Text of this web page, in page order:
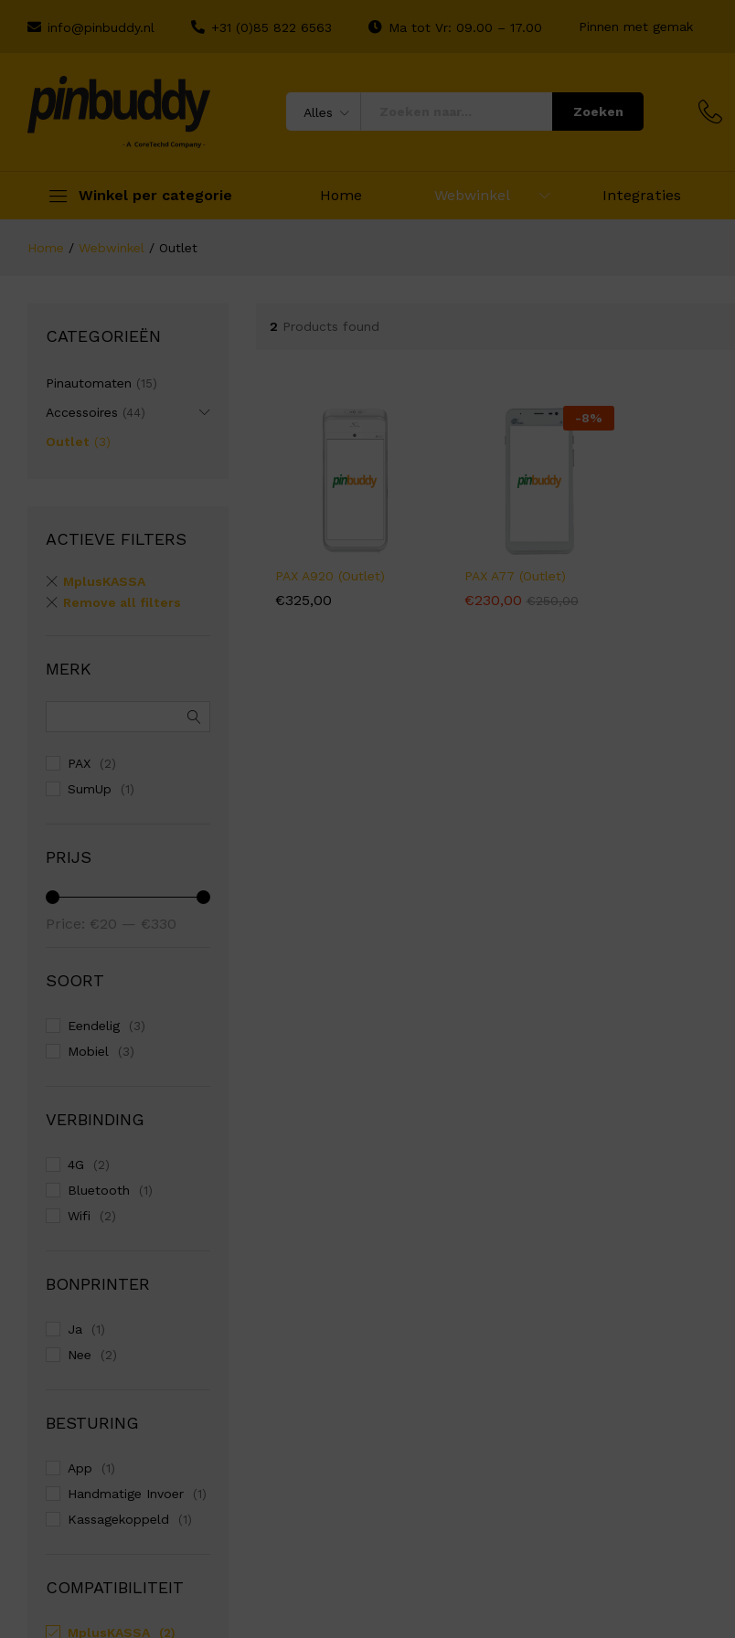
info@pinbuddy.nl +31 (0)85 822 6563 Ma tot Vr: 09.00 – 17.00 Pinnen met gemak
Alles Zoeken
Winkel per categorie Home Webwinkel Integraties
Home / Webwinkel / Outlet
2 Products found
PAX A920 (Outlet)
€325,00
€325,00
-8%
PAX A77 (Outlet)
€230,00 €250,00
€230,00 €250,00
CATEGORIEËN
Pinautomaten (15)
Accessoires (44)
Outlet (3)
ACTIEVE FILTERS
MplusKASSA
Remove all filters
MERK
PAX (2)
SumUp (1)
PRIJS
Price: €20 — €330
SOORT
Eendelig (3)
Mobiel (3)
VERBINDING
4G (2)
Bluetooth (1)
Wifi (2)
BONPRINTER
Ja (1)
Nee (2)
BESTURING
App (1)
Handmatige Invoer (1)
Kassagekoppeld (1)
COMPATIBILITEIT
MplusKASSA (2)